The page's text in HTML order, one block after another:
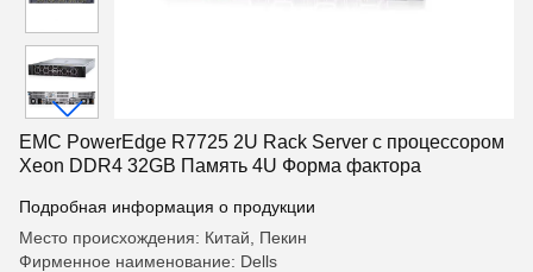
EMC PowerEdge R7725 2U Rack Server с процессором
Xeon DDR4 32GB Память 4U Форма фактора
Подробная информация о продукции
Место происхождения: Китай, Пекин
Фирменное наименование: Dells